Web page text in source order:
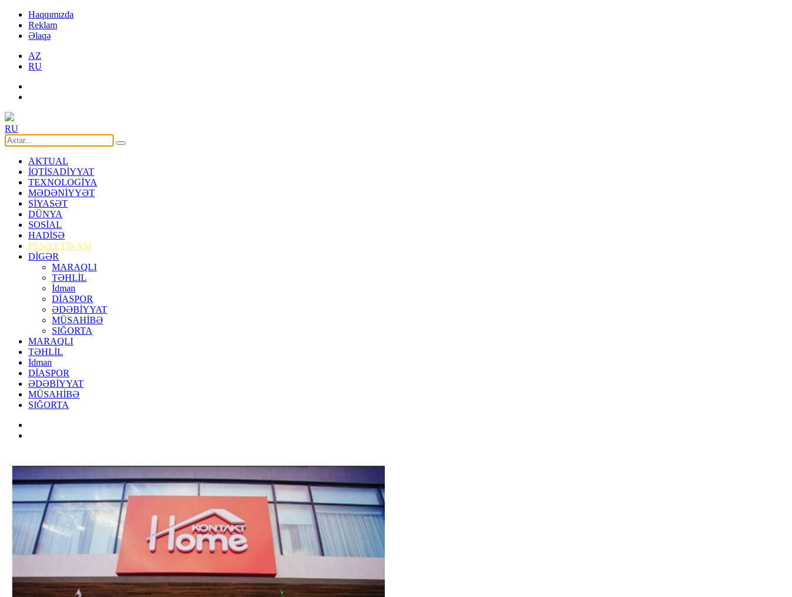
Haqqımızda
Reklam
Əlaqə
AZ
RU
RU
AKTUAL
İQTİSADİYYAT
TEXNOLOGİYA
MƏDƏNİYYƏT
SİYASƏT
DÜNYA
SOSİAL
HADİSƏ
PEŞƏ ETİKASI
DİGƏR
MARAQLI
TƏHLİL
İdman
DİASPOR
ƏDƏBİYYAT
MÜSAHİBƏ
SIĞORTA
MARAQLI
TƏHLİL
İdman
DİASPOR
ƏDƏBİYYAT
MÜSAHİBƏ
SIĞORTA